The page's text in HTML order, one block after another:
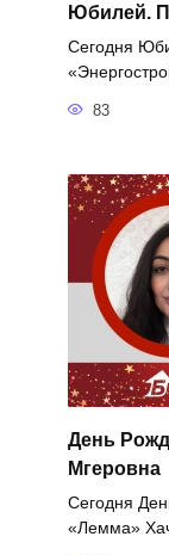
Юбилей.
Сегодня
83
День
Мгеровна
Сегодня
«Лемма»